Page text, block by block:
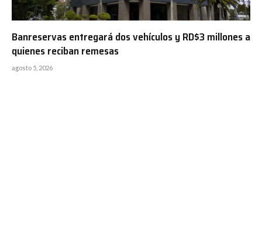
Banreservas entregará dos vehículos y RD$3 millones a
quienes reciban remesas
agosto 5, 2026